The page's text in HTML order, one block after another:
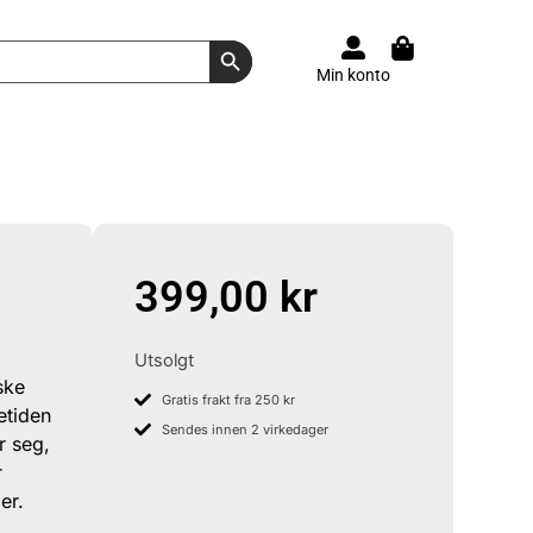
Search Button
Min konto
seg,
399,00 kr
Utsolgt
Gratis frakt fra 250 kr
Sendes innen 2 virkedager